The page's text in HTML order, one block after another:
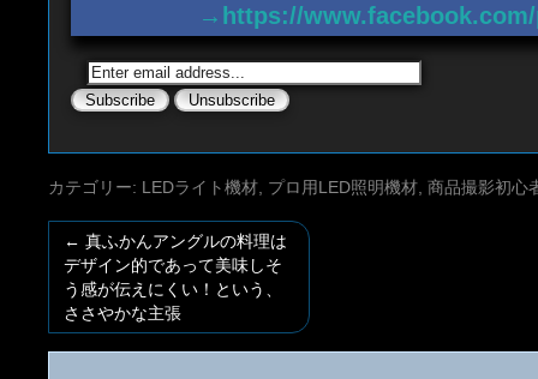
→https://
カテゴリー: LEDライト機材 プロ用LED照明機材 商品撮影初心
← 真ふかんアングルの料理は
デザイン的であって美味しそ
う感が伝えにくい！という、
ささやかな主張